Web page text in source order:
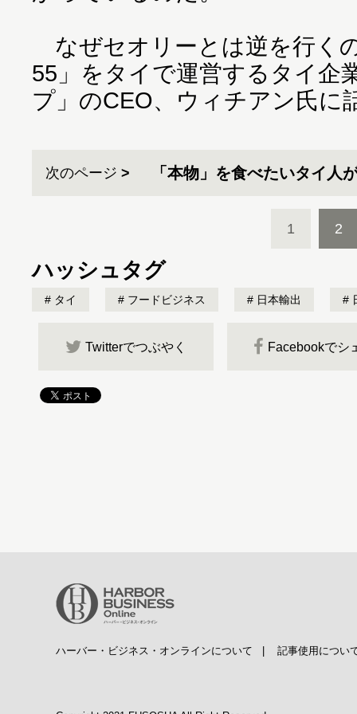
なぜセオリーとは逆を行く
55」をタイで運営するタイ企
プ」のCEO、ウィチアン氏に
次のページ 「本物」を食べたいタイ人
1 2
ハッシュタグ
タイ フードビジネス 日本輸出
Twitterでつぶやく Facebookでシ
ハーバー・ビジネス・オンラインについて 記事使用につい